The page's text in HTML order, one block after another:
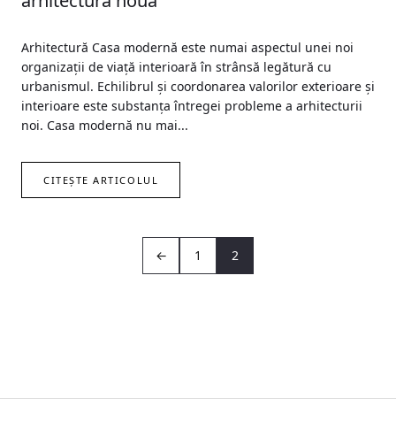
Arhitectură Casa modernă este numai aspectul unei noi
organizații de viață interioară în strânsă legătură cu
urbanismul. Echilibrul și coordonarea valorilor exterioare și
interioare este substanța întregei probleme a arhitecturii
noi. Casa modernă nu mai...
CITEȘTE ARTICOLUL
← 1 2